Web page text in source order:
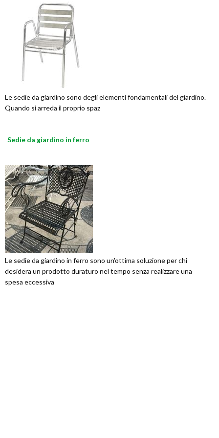
Le sedie da giardino sono degli elementi fondamentali del giardino.
Quando si arreda il proprio spaz
Sedie da giardino in ferro
Le sedie da giardino in ferro sono un'ottima soluzione per chi
desidera un prodotto duraturo nel tempo senza realizzare una
spesa eccessiva